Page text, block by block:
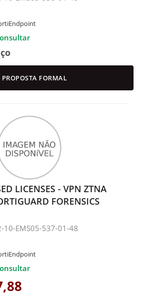
PROPOSTA FORMAL
LICENSES - VPN ZTNA
FORENSICS
10-EMS05-537-01-48